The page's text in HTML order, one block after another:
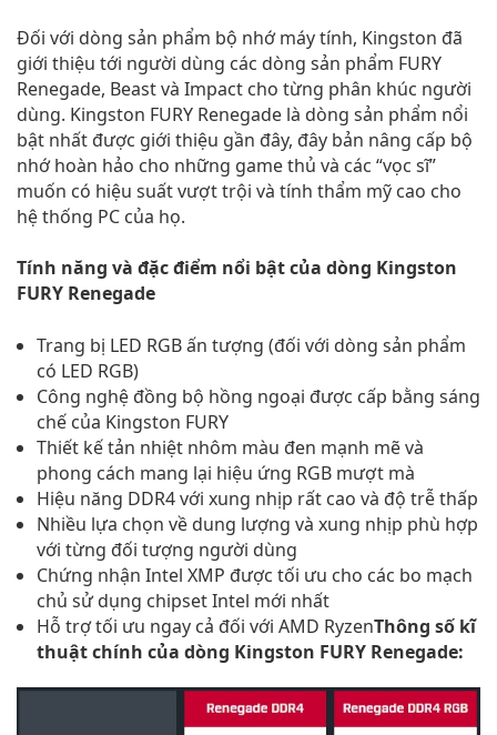
Đối với dòng sản phẩm bộ nhớ máy tính, Kingston đã
giới thiệu tới người dùng các dòng sản phẩm FURY
Renegade, Beast và Impact cho từng phân khúc người
dùng. Kingston FURY Renegade là dòng sản phẩm nổi
bật nhất được giới thiệu gần đây, đây bản nâng cấp bộ
nhớ hoàn hảo cho những game thủ và các “vọc sĩ”
muốn có hiệu suất vượt trội và tính thẩm mỹ cao cho
hệ thống PC của họ.
Tính năng và đặc điểm nổi bật của dòng Kingston
FURY Renegade
Trang bị LED RGB ấn tượng (đối với dòng sản phẩm
có LED RGB)
Công nghệ đồng bộ hồng ngoại được cấp bằng sáng
chế của Kingston FURY
Thiết kế tản nhiệt nhôm màu đen mạnh mẽ và
phong cách mang lại hiệu ứng RGB mượt mà
Hiệu năng DDR4 với xung nhịp rất cao và độ trễ thấp
Nhiều lựa chọn về dung lượng và xung nhịp phù hợp
với từng đối tượng người dùng
Chứng nhận Intel XMP được tối ưu cho các bo mạch
chủ sử dụng chipset Intel mới nhất
Hỗ trợ tối ưu ngay cả đối với AMD RyzenThông số kĩ
thuật chính của dòng Kingston FURY Renegade: